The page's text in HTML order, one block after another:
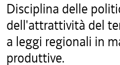
Disciplina delle
dell'attrattività del
a leggi regionali in
produttive.